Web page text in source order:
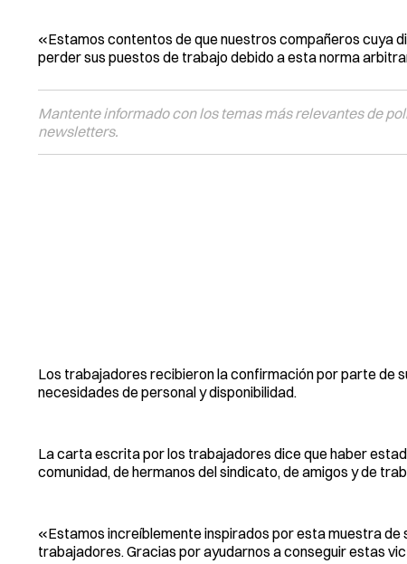
«Estamos contentos de que nuestros compañeros cuya
perder sus puestos de trabajo debido a esta norma
Mantente informado con los temas más relevantes de
newsletters.
Los trabajadores recibieron la confirmación por parte de
necesidades de personal y disponibilidad.
La carta escrita por los trabajadores dice que haber
comunidad, de hermanos del sindicato, de amigos y de
«Estamos increíblemente inspirados por esta muestra de
trabajadores. Gracias por ayudarnos a conseguir estas